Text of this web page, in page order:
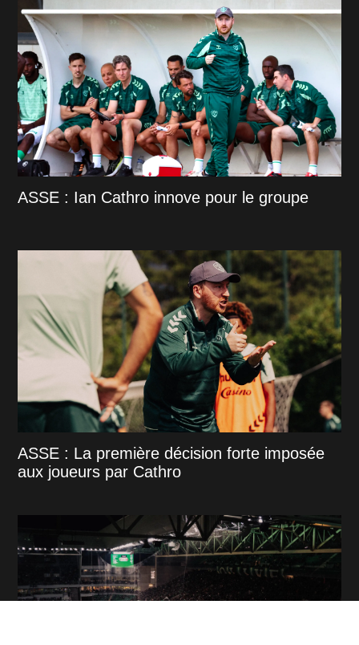
ASSE : Ian Cathro innove pour le groupe
ASSE : La première décision forte imposée
aux joueurs par Cathro